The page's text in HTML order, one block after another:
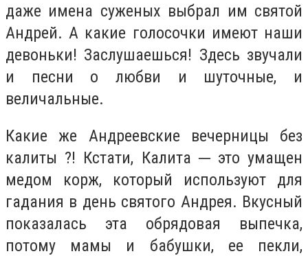
даже имена суженых выбрал им святой
Андрей. А какие голосочки имеют наши
девоньки! Заслушаешься! Здесь звучали
и песни о любви и шуточные, и
величальные.
Какие же Андреевские вечерницы без
калиты ?! Кстати, Калита ─ это умащен
медом корж, который используют для
гадания в день святого Андрея. Вкусный
показалась эта обрядовая выпечка,
потому мамы и бабушки, ее пекли,